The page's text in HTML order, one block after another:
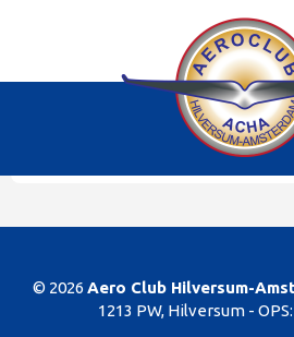
PH-DON
Dit gedeelte van de website is
leden/begunstigers van onze club.
natuurlijk altijd lid worden!
© 2026 Aero Club Hilversum-
1213 PW, Hilversum -